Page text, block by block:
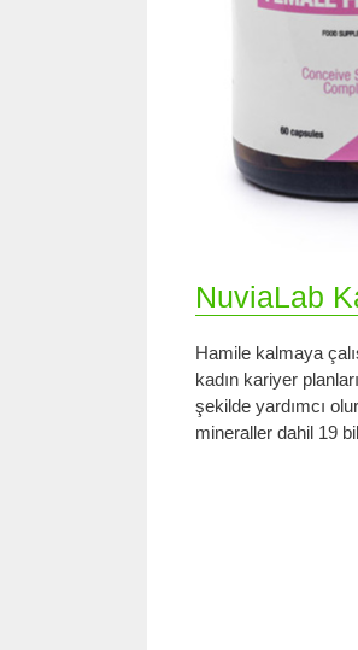
NuviaLab
Hamile kalmaya
kadın kariyer
şekilde yardımcı
mineraller dahil 19